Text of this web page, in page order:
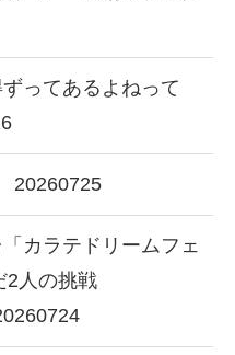
ってあるよねって
20260725
カラテドリームフェ
2人の挑戦